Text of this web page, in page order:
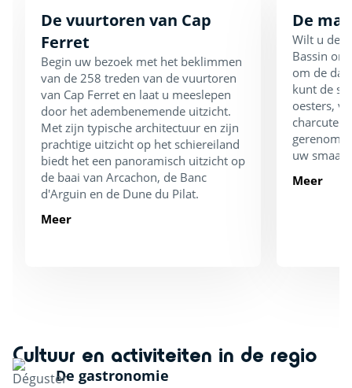
De vuurtoren van Cap
Ferret
Begin uw bezoek met het beklimmen
van de 258 treden van de vuurtoren
van Cap Ferret en laat u meeslepen
door het adembenemende uitzicht.
Met zijn typische architectuur en zijn
prachtige uitzicht op het schiereiland
biedt het een panoramisch uitzicht op
de baai van Arcachon, de Banc
d'Arguin en de Dune du Pilat.
Meer
De
Wilt u de
Bassin
om de
kunt de
oesters,
uw
Meer
Cultuur en activiteiten in de regio
De gastronomie